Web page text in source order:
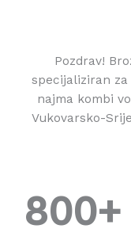
Pozdrav!
specijaliziran
najma kombi
Vukovarsko-
800+